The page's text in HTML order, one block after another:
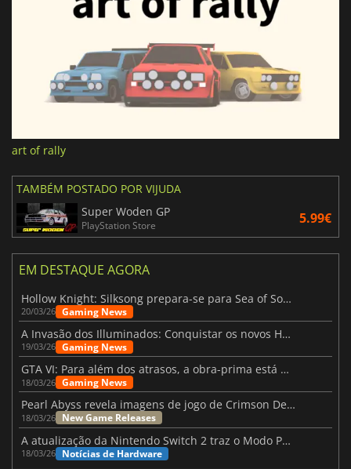
art of rally
TAMBÉM POSTADO POR VIJUDA
Super Woden GP
PlayStation Store 5.99€
EM DESTAQUE AGORA
Hollow Knight: Silksong prepara-se para Sea of Sorrow com um patch
20/03/26 Gaming News
A Invasão dos Illuminados: Conquistar os novos Helldivers 2 Atualização!
19/03/26 Gaming News
GTA VI: Para além dos atrasos, a obra-prima está quase a chegar
18/03/26 Gaming News
Pearl Abyss revela imagens de jogo de Crimson Desert para a PS5
18/03/26 New Game Releases
A atualização da Nintendo Switch 2 traz o Modo Portátil aos jogos mais antigos da Switch
18/03/26 Notícias de Hardware